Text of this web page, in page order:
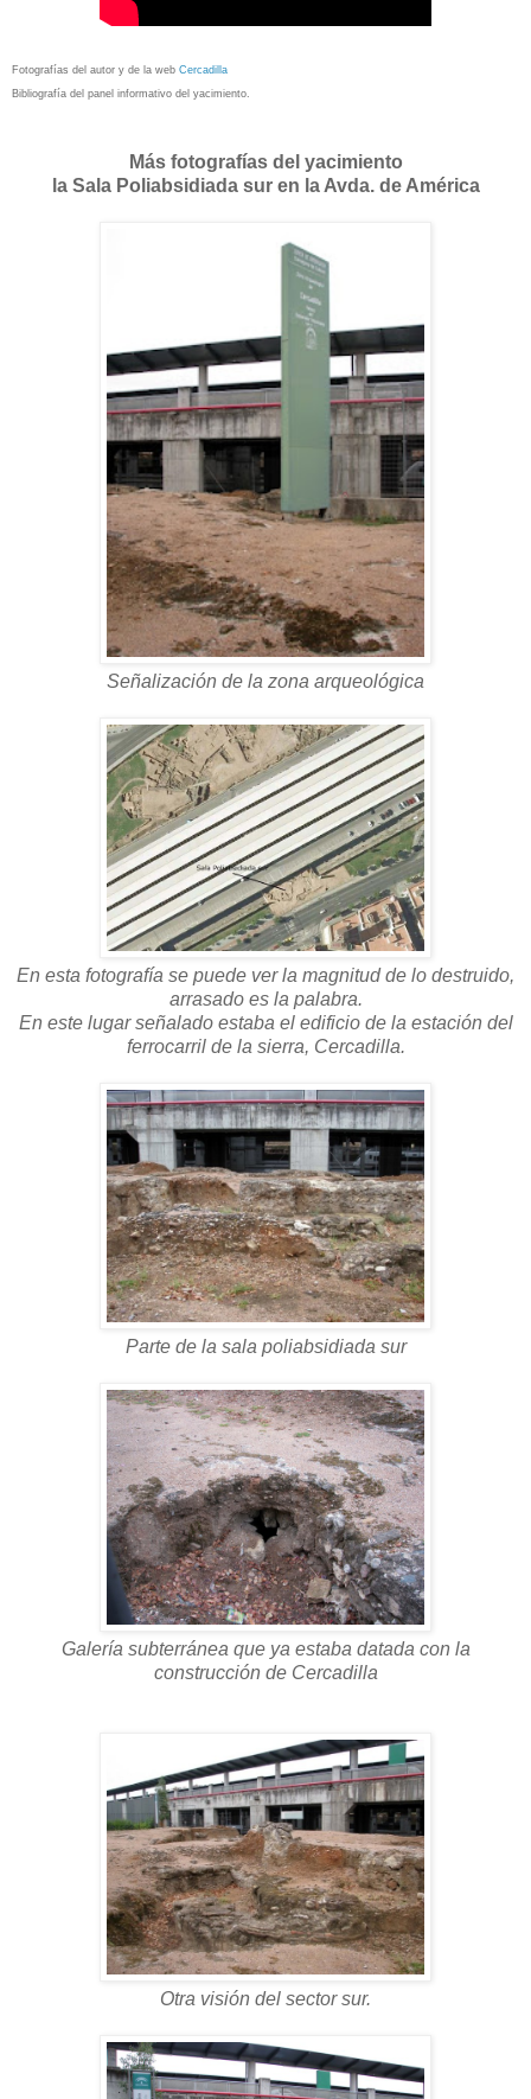
Fotografías del autor y de la web Cercadilla
Bibliografía del panel informativo del yacimiento.
Más fotografías del yacimiento
la Sala Poliabsidiada sur en la Avda. de América
Señalización de la zona arqueológica
En esta fotografía se puede ver la magnitud de lo destruido,
arrasado es la palabra.
En este lugar señalado estaba el edificio de la estación del
ferrocarril de la sierra, Cercadilla.
Parte de la sala poliabsidiada sur
Galería subterránea que ya estaba datada con la
construcción de Cercadilla
Otra visión del sector sur.